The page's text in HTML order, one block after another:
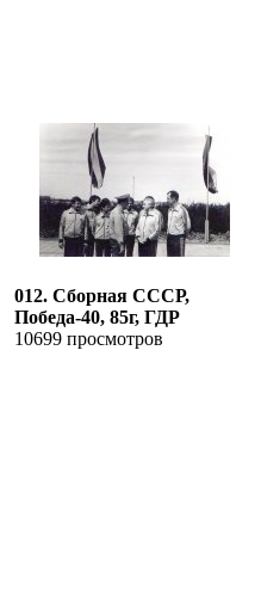
012. Сборная СССР,
Победа-40, 85г, ГДР
10699 просмотров